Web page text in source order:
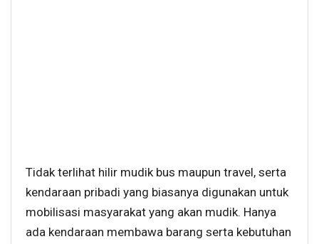
Tidak terlihat hilir mudik bus maupun travel, serta
kendaraan pribadi yang biasanya digunakan untuk
mobilisasi masyarakat yang akan mudik. Hanya
ada kendaraan membawa barang serta kebutuhan